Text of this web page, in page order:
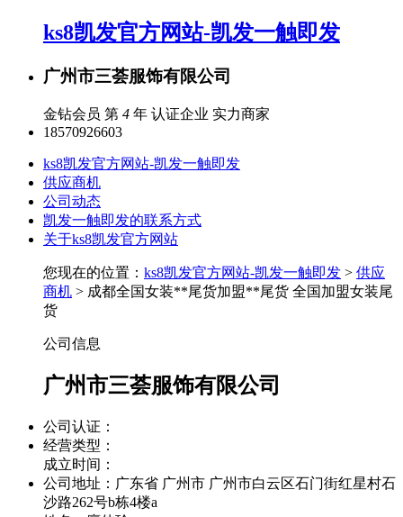
ks8凯发官方网站-凯发一触即发
广州市三荟服饰有限公司
金钻会员 第 4 年 认证企业 实力商家
18570926603
ks8凯发官方网站-凯发一触即发
供应商机
公司动态
凯发一触即发的联系方式
关于ks8凯发官方网站
您现在的位置： ks8凯发官方网站-凯发一触即发 > 供应
商机 > 成都全国女装**尾货加盟**尾货 全国加盟女装尾
货
公司信息
广州市三荟服饰有限公司
公司认证：
经营类型：
成立时间：
公司地址： 广东省 广州市 广州市白云区石门街红星村石
沙路262号b栋4楼a